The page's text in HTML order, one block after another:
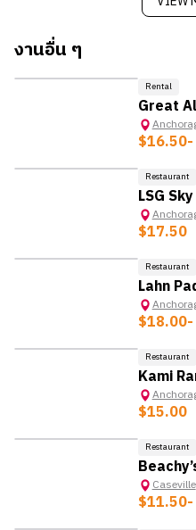
เพื่อนร่วมงานหรือผู้จัดก
*ข้อมูลนี้อาจมีการเปลี่ยนแปล
อย่างต่อเนื่องได้ด้วยตนเ
เวลา
มีสุขอนามัยที่ดี แต่งตัวสะอ
สามารถตัดสินใจได้อย่างร
ปัญหาติดขัดในการให้บริ
สามารถเรียนรู้ได้รวดเร็ว
สามารถแชร์ความคิดเห็น
*ข้อมูลนี้อาจมีการเปลี่ยนแปล
ปฏิบัติงานด้วยความเป็นมิ
ตรงต่อเวลา และสามารถท
ได้
มีความกระตือรือร้นสูงที่
สามารถทำงานรวดเร็ว
ปลอดภัย ท่ามกลางสภาพ
มีสุขอนามัยที่ดี แต่งตัวสะอ
สามารถตัดสินใจได้อย่างร
ปัญหาติดขัดในการให้บริการ
สามารถเรียนรู้ได้รวดเร็ว
สามารถแชร์ความคิดเห็น
เพื่อนร่วมงานหรือผู้จัดก
*ข้อมูลนี้อาจมีการเปลี่ยนแป
งานอื่น ๆ
Rental
Great
$16.50
Restaurant
LSG
$17.50
Restaurant
Lahn
$18.00
Restaurant
Kami
$15.00
Restaurant
Caseville
$11.50